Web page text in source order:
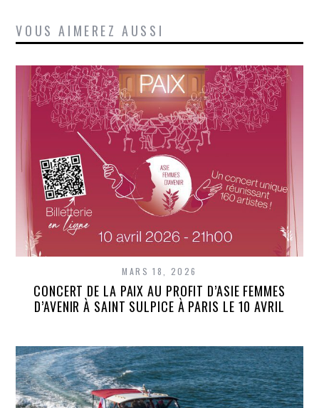
VOUS AIMEREZ AUSSI
MARS 18, 2026
CONCERT DE LA PAIX AU PROFIT D’ASIE FEMMES
D’AVENIR À SAINT SULPICE À PARIS LE 10 AVRIL